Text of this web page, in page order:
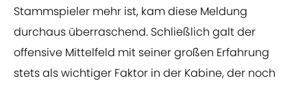
Stammspieler mehr ist, kam diese Meldung
durchaus überraschend. Schließlich galt der
offensive Mittelfeld mit seiner großen Erfahrung
stets als wichtiger Faktor in der Kabine, der noch